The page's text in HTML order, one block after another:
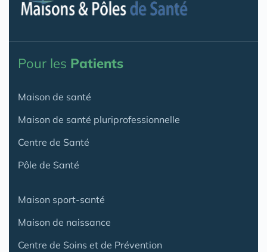
Pour les Patients
Maison de santé
Maison de santé pluriprofessionnelle
Centre de Santé
Pôle de Santé
Maison sport-santé
Maison de naissance
Centre de Soins et de Prévention